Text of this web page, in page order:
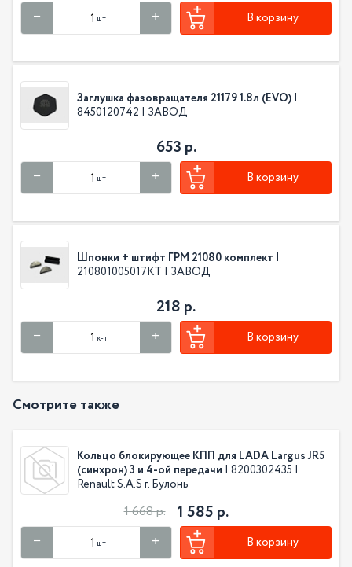
шт В корзину
Заглушка фазовращателя 21179 1.8л (EVO) |
8450120742 | ЗАВОД
653 р.
шт В корзину
Шпонки + штифт ГРМ 21080 комплект |
210801005017КТ | ЗАВОД
218 р.
к-т В корзину
Смотрите также
Кольцо блокирующее КПП для LADA Largus JR5
(синхрон) 3 и 4-ой передачи | 8200302435 |
Renault S.A.S г. Булонь
1 668 р. 1 585 р.
шт В корзину